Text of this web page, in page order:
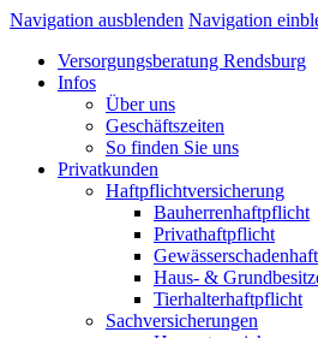
Navigation ausblenden Navigation
Versorgungsberatung Rendsburg
Infos
Über uns
Geschäftszeiten
So finden Sie uns
Privatkunden
Haftpflichtversicherung
Bauherrenhaftpflicht
Privathaftpflicht
Haus- &
Tierhalterhaftpflicht
Sachversicherungen